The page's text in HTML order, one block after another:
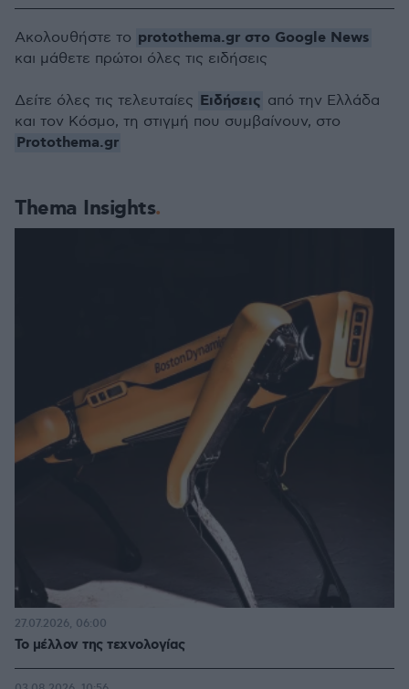
Thema Insights
Το μέλλον της τεχνολογίας
27.07.2026, 06:00
Ακολουθήστε το protothema.gr στο Google News
και μάθετε πρώτοι όλες τις ειδήσεις
Δείτε όλες τις τελευταίες Ειδήσεις από την Ελλάδα
και τον Κόσμο, τη στιγμή που συμβαίνουν, στο
Protothema.gr